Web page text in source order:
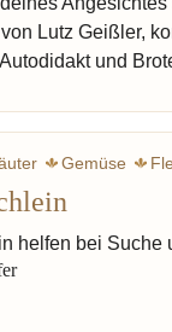
Lutz Geißler,
und
Gemüse
helfen bei Suche